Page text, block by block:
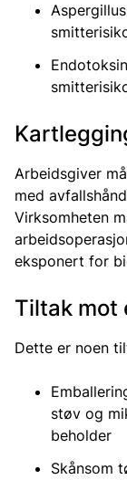
Arbeidsgiver
med
Virksomheten
eksponert for
Tiltak mot
Dette er noen
støv og
beholder
Skånsom